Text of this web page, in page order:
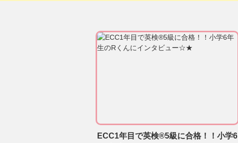
ECC1年目で英検®5級に合格！！小学6